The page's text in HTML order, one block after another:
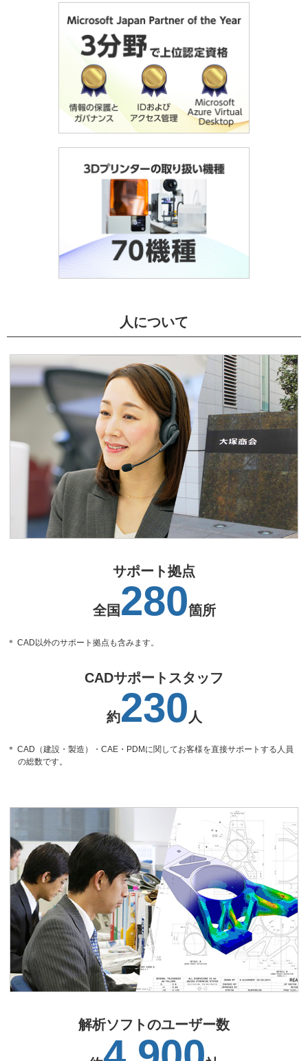
人について
サポート拠点
全国 280箇所
＊ CAD以外のサポート拠点も含みます。
CADサポートスタッフ
約230人
＊ CAD（建設・製造）・CAE・PDMに関してお客様を直接サポートする人員
の総数です。
解析ソフトのユーザー数